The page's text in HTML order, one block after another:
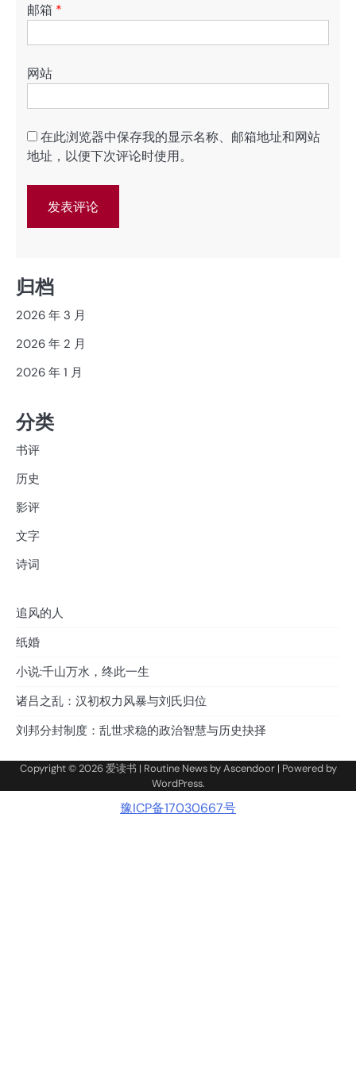
邮箱 *
网站
在此浏览器中保存我的显示名称、邮箱地址和网站
地址，以便下次评论时使用。
归档
2026 年 3 月
2026 年 2 月
2026 年 1 月
分类
书评
历史
影评
文字
诗词
追风的人
纸婚
小说:千山万水，终此一生
诸吕之乱：汉初权力风暴与刘氏归位
刘邦分封制度：乱世求稳的政治智慧与历史抉择
Copyright © 2026爱读书 | Routine News byAscendoor| Powered by
WordPress.
豫ICP备17030667号